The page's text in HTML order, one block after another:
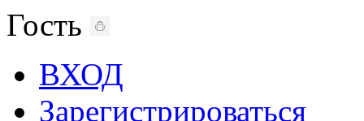
Гость
ВХОД
Зарегистрироваться